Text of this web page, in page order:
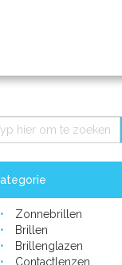
Zonnebrillen
Brillen
Brillenglazen
Contactlenzen